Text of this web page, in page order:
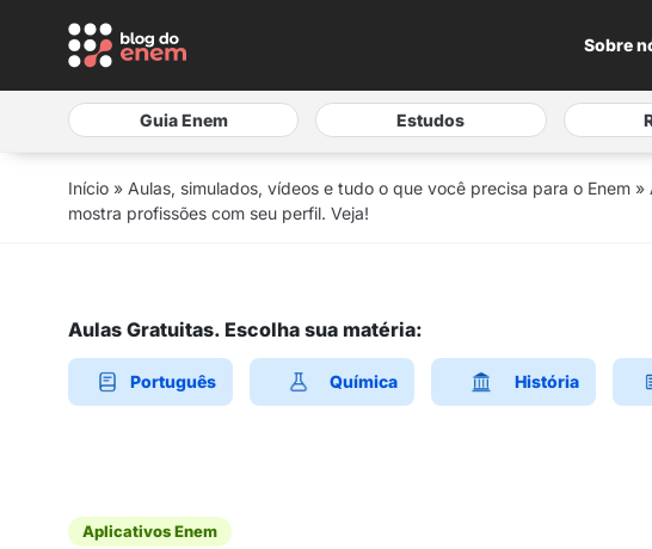
Sobre
Guia Enem Estudos
Início » Aulas, simulados, vídeos e tudo o que você precisa para o Enem »
mostra profissões com seu perfil. Veja!
Aulas Gratuitas. Escolha sua matéria:
Português Química História
Aplicativos Enem